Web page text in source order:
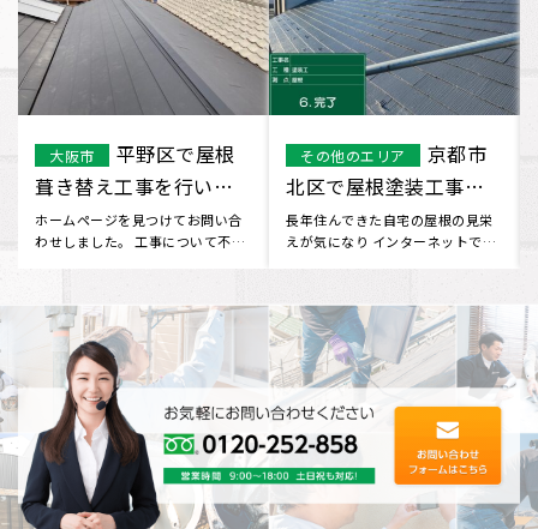
豊中市
豊中市で屋根
塗装工事を行いまし
た。
外から見ると自宅の屋根の塗装が
気になり、 ネットで色んな会社を
堺市
堺市 M様屋根
防水工事になります。
台風の際に他社で修理を行った
が、雨漏れしてきたのでどこか業